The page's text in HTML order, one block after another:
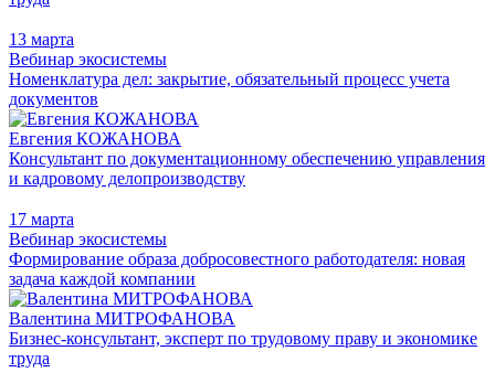
13 марта
Вебинар экосистемы
Номенклатура дел: закрытие, обязательный процесс учета
документов
Евгения КОЖАНОВА
Консультант по документационному обеспечению управления
и кадровому делопроизводству
17 марта
Вебинар экосистемы
Формирование образа добросовестного работодателя: новая
задача каждой компании
Валентина МИТРОФАНОВА
Бизнес-консультант, эксперт по трудовому праву и экономике
труда